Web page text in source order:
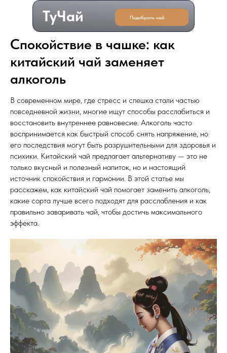
ТуЧай Подобрать чай
Спокойствие в чашке: как
китайский чай заменяет
алкоголь
В современном мире, где стресс и спешка стали частью
повседневной жизни, многие ищут способы расслабиться и
восстановить внутреннее равновесие. Алкоголь часто
воспринимается как быстрый способ снять напряжение, но
его последствия могут быть разрушительными для здоровья и
психики. Китайский чай предлагает альтернативу — это не
только вкусный и полезный напиток, но и настоящий
источник спокойствия и гармонии. В этой статье мы
расскажем, как китайский чай помогает заменить алкоголь,
какие сорта лучше всего подходят для расслабления и как
правильно заваривать чай, чтобы достичь максимального
эффекта.